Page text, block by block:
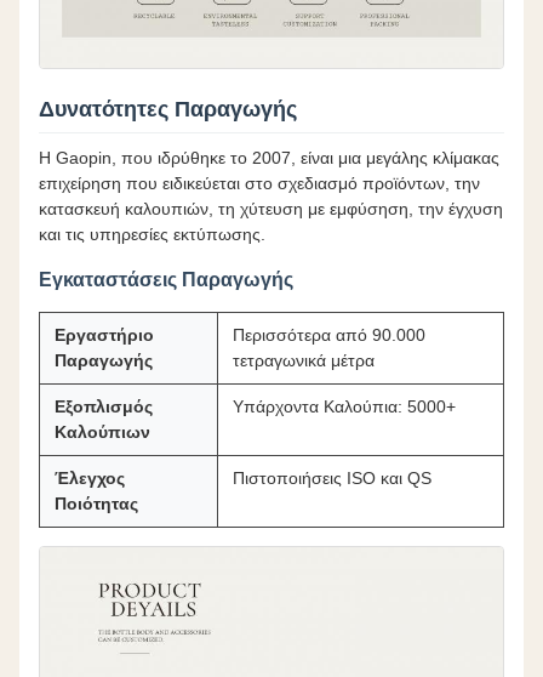
Δυνατότητες Παραγωγής
Η Gaopin, που ιδρύθηκε το 2007, είναι μια μεγάλης κλίμακας
επιχείρηση που ειδικεύεται στο σχεδιασμό προϊόντων, την
κατασκευή καλουπιών, τη χύτευση με εμφύσηση, την έγχυση
και τις υπηρεσίες εκτύπωσης.
Εγκαταστάσεις Παραγωγής
Εργαστήριο
Παραγωγής
Περισσότερα από 90.000
τετραγωνικά μέτρα
Εξοπλισμός
Καλούπιων
Υπάρχοντα Καλούπια: 5000+
Έλεγχος
Ποιότητας
Πιστοποιήσεις ISO και QS